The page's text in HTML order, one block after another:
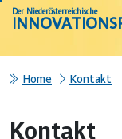
Der Niederösterreichische
Home Kontakt
Kontakt